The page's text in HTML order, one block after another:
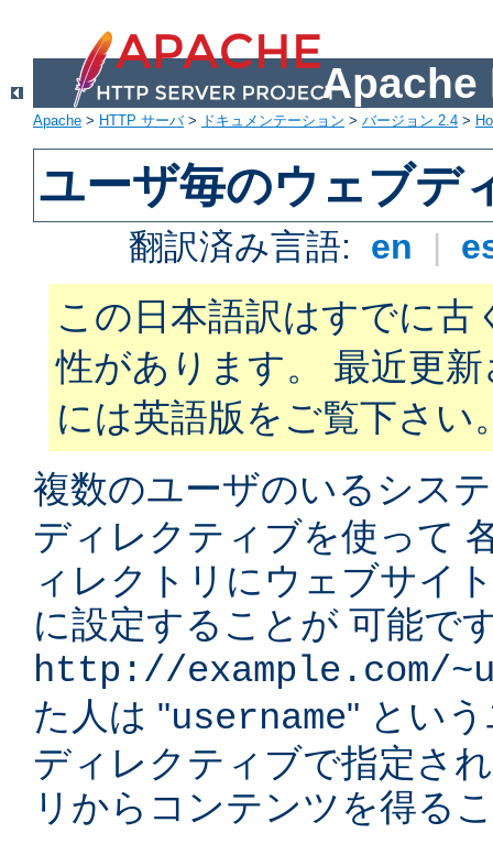
Apache
Apache > HTTP サーバ> ドキュメンテーション > バージョン 2.4 >
ユーザ毎のウェブデ
翻訳済み言語: en |
この日本語訳はすでに古
性があります。 最近更
には英語版をご覧下さい
複数のユーザのいるシス
ディレクティブを使って
ィレクトリにウェブサイ
に設定することが 可能で
http://example.com/
た人は "username" とい
ディレクティブで指定さ
リからコンテンツを得る